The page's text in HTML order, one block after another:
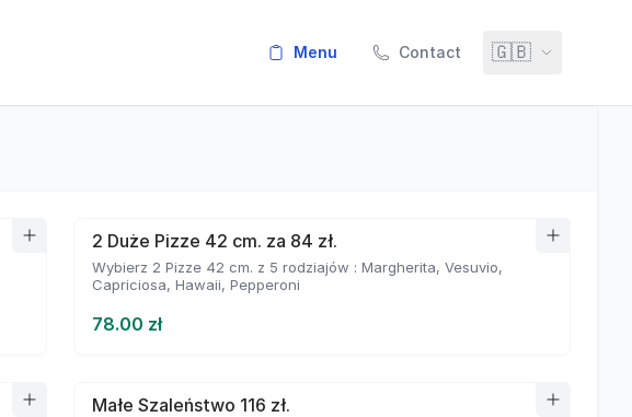
menu Contact 🇬🇧
2 Duże Pizze 42 cm. za 84 zł.
Wybierz 2 Pizze 42 cm. z 5 rodziajów : Margherita, Vesuvio,
Capriciosa, Hawaii, Pepperoni
78.00 zł
Małe Szaleństwo 116 zł.